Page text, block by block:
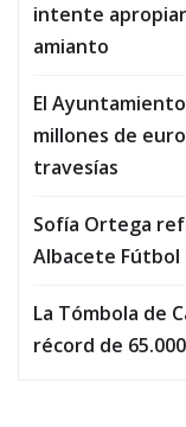
intente
amianto
El
millones de
travesías
Sofía Ortega
Albacete Fútbol
La Tómbola de
récord de